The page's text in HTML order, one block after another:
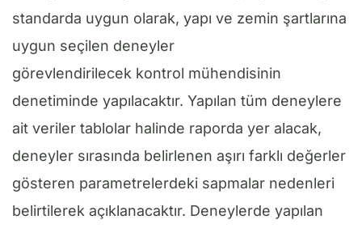
standarda uygun olarak, yapı ve zemin şartlarına
uygun seçilen deneyler
görevlendirilecek kontrol mühendisinin
denetiminde yapılacaktır. Yapılan tüm deneylere
ait veriler tablolar halinde raporda yer alacak,
deneyler sırasında belirlenen aşırı farklı değerler
gösteren parametrelerdeki sapmalar nedenleri
belirtilerek açıklanacaktır. Deneylerde yapılan